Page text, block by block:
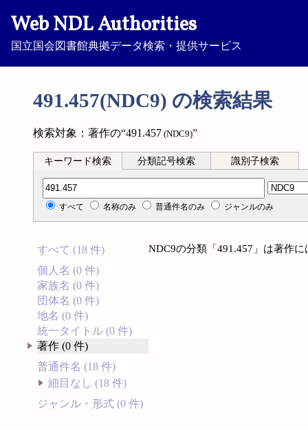
Web NDL Authorities
国立国会図書館典拠データ検索・提供サービス
491.457(NDC9) の検索結果
検索対象：著作の“491.457 (NDC9)”
キーワード検索 分類記号検索 識別子検索
分類記号検索
すべて 名称のみ 普通件名のみ ジャンルのみ
すべて (18 件)
個人名 (0 件)
家族名 (0 件)
団体名 (0 件)
地名 (0 件)
統一タイトル (0 件)
著作 (0 件)
普通件名 (18 件)
細目なし (18 件)
ジャンル・形式 (0 件)
NDC9の分類「491.457」は著作